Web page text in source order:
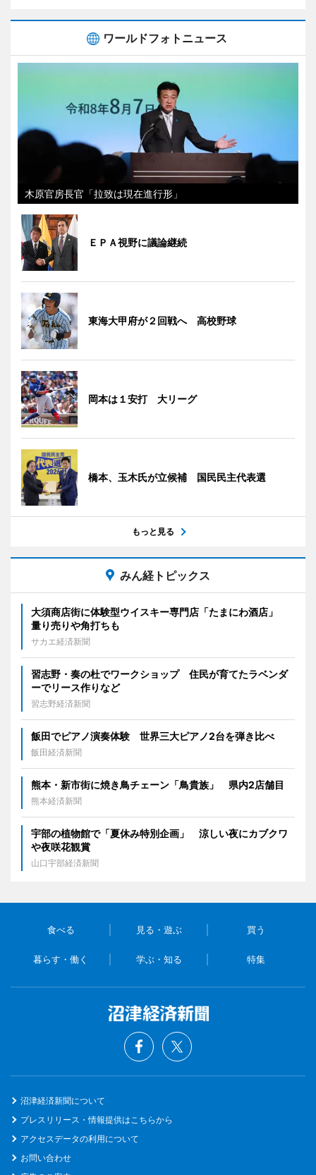
ワールドフォトニュース
木原官房長官「拉致は現在進行形」
ＥＰＡ視野に議論継続
東海大甲府が２回戦へ 高校野球
岡本は１安打 大リーグ
橋本、玉木氏が立候補 国民民主代表選
もっと見る
みん経トピックス
大須商店街に体験型ウイスキー専門店「たまにわ酒店」
量り売りや角打ちも
サカエ経済新聞
習志野・奏の杜でワークショップ 住民が育てたラベンダ
ーでリース作りなど
習志野経済新聞
飯田でピアノ演奏体験 世界三大ピアノ2台を弾き比べ
飯田経済新聞
熊本・新市街に焼き鳥チェーン「鳥貴族」 県内2店舗目
熊本経済新聞
宇部の植物館で「夏休み特別企画」 涼しい夜にカブクワ
や夜咲花観賞
山口宇部経済新聞
食べる 見る・遊ぶ 買う
暮らす・働く 学ぶ・知る 特集
沼津経済新聞について
プレスリリース・情報提供はこちらから
アクセスデータの利用について
お問い合わせ